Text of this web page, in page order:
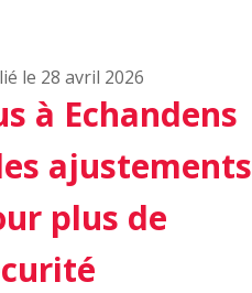
le 28 avril 2026
à Echandens
ajustements
plus de